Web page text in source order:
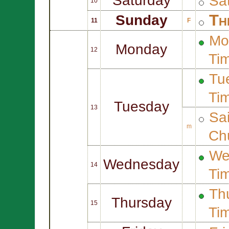
11 Sunday F
12 Monday
13 Tuesday
m
14 Wednesday
15 Thursday